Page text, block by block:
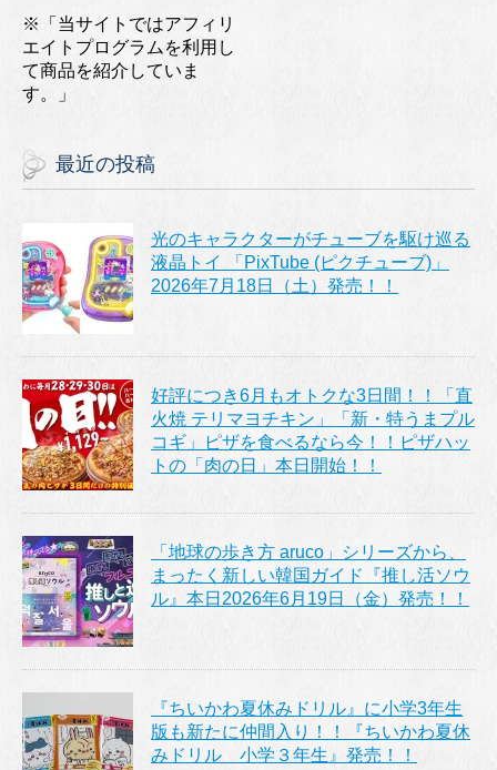
※「当サイトではアフィリ
エイトプログラムを利用し
て商品を紹介していま
す。」
最近の投稿
光のキャラクターがチューブを駆け巡る
液晶トイ 「PixTube (ピクチューブ)」
2026年7月18日（土）発売！！
好評につき6月もオトクな3日間！！「直
火焼 テリマヨチキン」「新・特うまプル
コギ」ピザを食べるなら今！！ピザハッ
トの「肉の日」本日開始！！
「地球の歩き方 aruco」シリーズから、
まったく新しい韓国ガイド『推し活ソウ
ル』本日2026年6月19日（金）発売！！
『ちいかわ夏休みドリル』に小学3年生
版も新たに仲間入り！！『ちいかわ夏休
みドリル 小学３年生』発売！！